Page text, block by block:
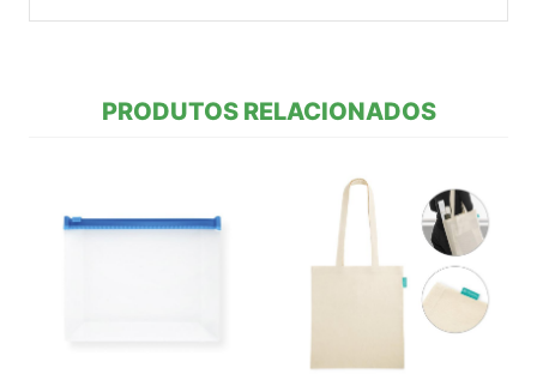
PRODUTOS RELACIONADOS